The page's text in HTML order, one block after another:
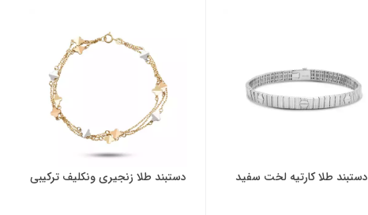
دستبند طلا کارتیه لخت سفید دستبند طلا زنجیری ونکلیف ترکیبی